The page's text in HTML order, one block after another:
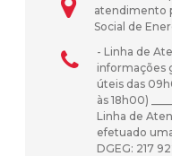
atendimento
Social de
- Linha de
informações
úteis das
às 18h00)
Linha de
efetuado
DGEG: 217